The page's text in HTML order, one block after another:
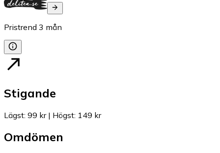
Pristrend 3 mån
Stigande
Lägst: 99 kr| Högst: 149 kr
Omdömen